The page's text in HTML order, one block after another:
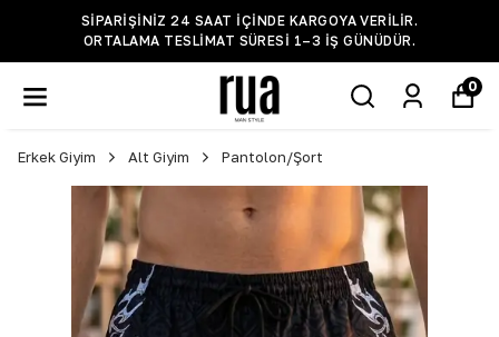
SIPARIŞINIZ 24 SAAT IÇINDE KARGOYA VERILIR.
ORTALAMA TESLIMAT SÜRESI 1–3 IŞ GÜNÜDÜR.
0
Erkek Giyim Alt Giyim Pantolon/Şort